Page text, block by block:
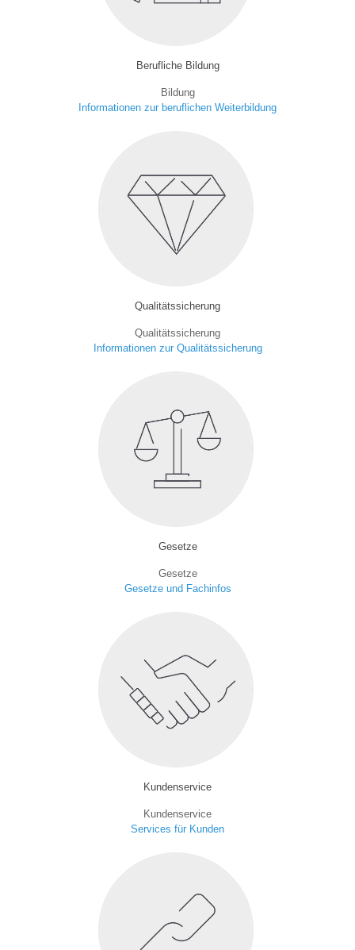
Berufliche Bildung
Bildung
Informationen zur beruflichen Weiterbildung
Qualitätssicherung
Qualitätssicherung
Informationen zur Qualitätssicherung
Gesetze
Gesetze
Gesetze und Fachinfos
Kundenservice
Kundenservice
Services für Kunden